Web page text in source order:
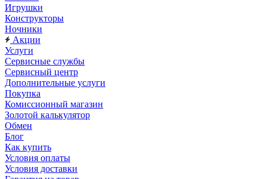
Игрушки
Конструкторы
Ночники
Акции
Услуги
Сервисные службы
Сервисный центр
Дополнительные услуги
Покупка
Комиссионный магазин
Золотой калькулятор
Обмен
Блог
Как купить
Условия оплаты
Условия доставки